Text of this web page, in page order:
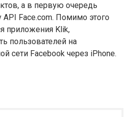
а в первую очередь
API Face.com. Помимо этого
приложения Klik,
пользователей на
сети Facebook через iPhone.